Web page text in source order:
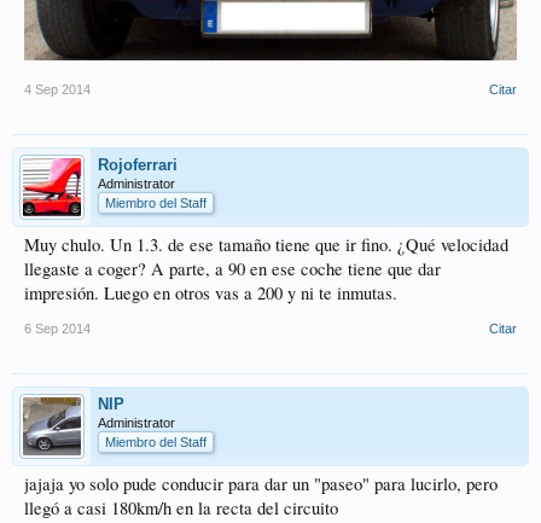
4 Sep 2014 Citar
Rojoferrari
Administrator
Miembro del Staff
Muy chulo. Un 1.3. de ese tamaño tiene que ir fino. ¿Qué velocidad
llegaste a coger? A parte, a 90 en ese coche tiene que dar
impresión. Luego en otros vas a 200 y ni te inmutas.
6 Sep 2014 Citar
NIP
Administrator
Miembro del Staff
jajaja yo solo pude conducir para dar un "paseo" para lucirlo, pero
llegó a casi 180km/h en la recta del circuito